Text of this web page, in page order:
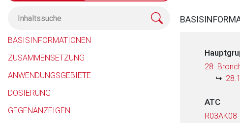
BASISINFORMATIONEN
ZUSAMMENSETZUNG
ANWENDUNGSGEBIETE
DOSIERUNG
GEGENANZEIGEN
28.
ATC
R03AK08